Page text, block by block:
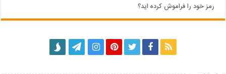
رمز خود را فراموش کرده اید؟